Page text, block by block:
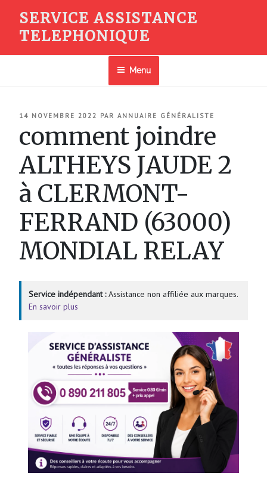
contenu
SERVICE ASSISTANCE
TELEPHONIQUE
Menu
PUBLIÉ
14 NOVEMBRE 2022 PAR ANNUAIRE GÉNÉRALISTE
comment joindre
ALTHEYS JAUDE 2
à CLERMONT-
FERRAND (63000)
MONDIAL RELAY
Service indépendant :Assistance non affiliée aux marques.
En savoir plus